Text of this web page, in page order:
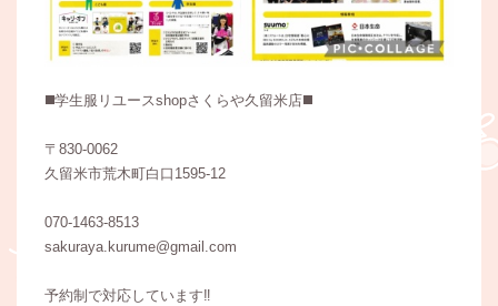
◼️学生服リユースshopさくらや久留米店◼️
〒830-0062
久留米市荒木町白口1595-12
070-1463-8513
sakuraya.kurume@gmail.com
予約制で対応しています‼︎